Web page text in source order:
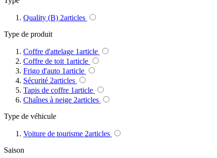
Quality (B) 2articles
Type de produit
Coffre d'attelage 1article
Coffre de toit 1article
Frigo d'auto 1article
Sécurité 2articles
Tapis de coffre 1article
Chaînes à neige 2articles
Type de véhicule
Voiture de tourisme 2articles
Saison